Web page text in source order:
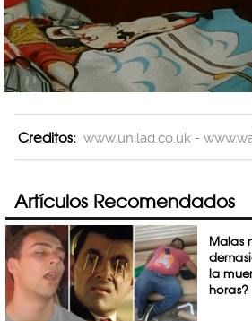
Creditos: www.unilad.co.uk -
Artículos Recomendados
Malas
la
horas?